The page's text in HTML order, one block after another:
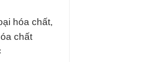
hóa chất,
chất